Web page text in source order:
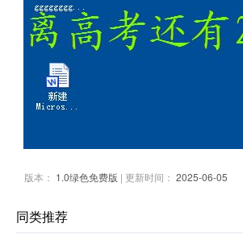
版本： 1.0绿色免费版 | 更新时间： 2025-06-05
同类推荐